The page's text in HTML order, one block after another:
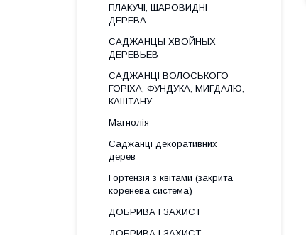
ПЛАКУЧІ, ШАРОВИДНІ
ДЕРЕВА
САДЖАНЦЫ ХВОЙНЫХ
ДЕРЕВЬЕВ
САДЖАНЦІ ВОЛОСЬКОГО
ГОРІХА, ФУНДУКА, МИГДАЛЮ,
КАШТАНУ
Магнолія
Саджанці декоративних
дерев
Гортензія з квітами (закрита
коренева система)
ДОБРИВА І ЗАХИСТ